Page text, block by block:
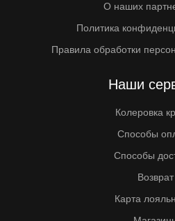
О наших
Политика
Правила обработки
Наши
Колеровка
Способы
Способы
Возврат
Карта